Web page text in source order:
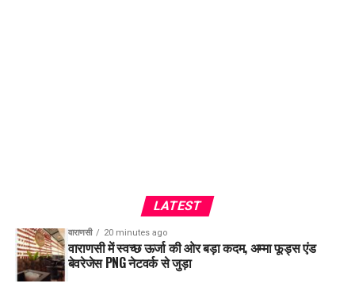
LATEST
वाराणसी 20 minutes ago
वाराणसी में स्वच्छ ऊर्जा की ओर बड़ा कदम, अम्मा फूड्स एंड
बेवरेजेस PNG नेटवर्क से जुड़ा